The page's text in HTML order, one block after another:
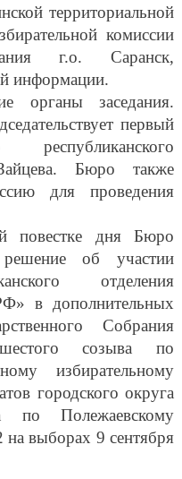
территориальной
комиссии
г.о. Саранск,
информации.
органы заседания.
первый
республиканского
Бюро также
для проведения
повестке дня Бюро
об участии
отделения
в дополнительных
Собрания
созыва по
избирательному
городского округа
по Полежаевскому
выборах 9 сентября